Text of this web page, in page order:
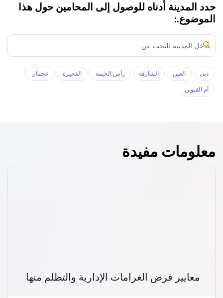
حدد المدينة أدناه للوصول إلى المحامين حول هذا
الموضوع.:
دبى العين الشارقة رأس الخيمة الفجيرة عجمان
أم القيوين
معلومات مفيدة
معايير فرض الغرامات الإدارية والتظلم منها